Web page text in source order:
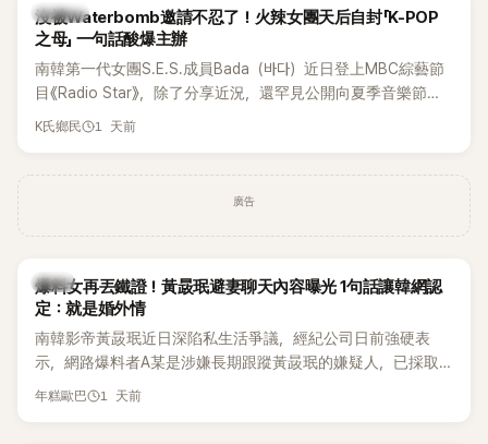
延燒到過去的爭議。李瑞鎮脫口補刀：「妳以前不是還在游泳池
開過記者會？」直接點名她當年的風波。李智惠聽了忍不住笑
說：「哥怎麼連這個都知道？」李瑞鎮則回嘴：「那時候新聞鬧那
麼大，不知道才奇怪吧。」一來一往，氣氛反而更加輕鬆。 談到
當年情況，李智惠終於鬆口坦言，當時確實被質疑動過隆胸手
術。她回憶：「拍了比基尼照片之後，就開始被說是不是去隆乳
了。」為了澄清誤會，她只好親自站出來說清楚。 李智惠進一步
解釋，當時隆胸手術幾乎只有「腋下切開」一種方式，「所以我就
想，既然一直說我有做，那我乾脆把腋下給大家看，證明我根
召開了一場泳裝記者招待會。當時她穿著比基尼站在一排攝影
機前，面對媒體擺出各種姿勢，畫面至今仍被網友津津樂道。
這段為平息爭議、直接公開腋下畫面自證清白的往事再度被提
起，節目現場立刻充滿驚呼聲與笑聲，也再次讓人見識到她面
對流言時「豁出去」的直率性格。其實她過去也曾在 SBS 節目
《脫掉鞋子恢單4Men》 中，親自公開那張當年引發話題的「腋下
K-POP
沒被Waterbomb邀請不忍了！火辣女團天后自封「K-POP
之母」 一句話酸爆主辦
南韓第一代女團S.E.S.成員Bada（바다）近日登上MBC綜藝節
目《Radio Star》，除了分享近況，還罕見公開向夏季音樂節
Waterbomb喊話，笑稱自己至今從未受邀演出，更幽默表示：
K氏鄉民 1 天前
廣告
韓星
爆料女再丟鐵證！黃晸珉避妻聊天內容曝光 1句話讓韓網認
定：就是婚外情
南韓影帝黃晸珉近日深陷私生活爭議，經紀公司日前強硬表
示，網路爆料者A某是涉嫌長期跟蹤黃晸珉的嫌疑人，已採取
法律行動。不過，A某並未因此停止發聲，5日再度透過社群平
年糕歐巴 1 天前